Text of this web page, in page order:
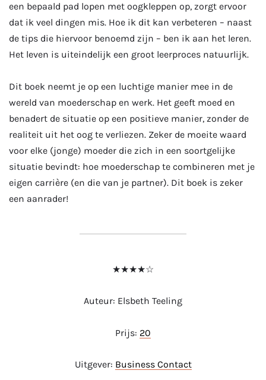
een bepaald pad lopen met oogkleppen op, zorgt ervoor
dat ik veel dingen mis. Hoe ik dit kan verbeteren – naast
de tips die hiervoor benoemd zijn – ben ik aan het leren.
Het leven is uiteindelijk een groot leerproces natuurlijk.
Dit boek neemt je op een luchtige manier mee in de
wereld van moederschap en werk. Het geeft moed en
benadert de situatie op een positieve manier, zonder de
realiteit uit het oog te verliezen. Zeker de moeite waard
voor elke (jonge) moeder die zich in een soortgelijke
situatie bevindt: hoe moederschap te combineren met je
eigen carrière (en die van je partner). Dit boek is zeker
een aanrader!
★★★★☆
Auteur: Elsbeth Teeling
Prijs: 20
Uitgever: Business Contact